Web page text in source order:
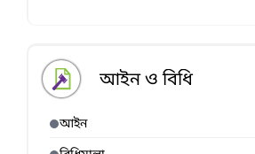
আইন ও বিধি
আইন